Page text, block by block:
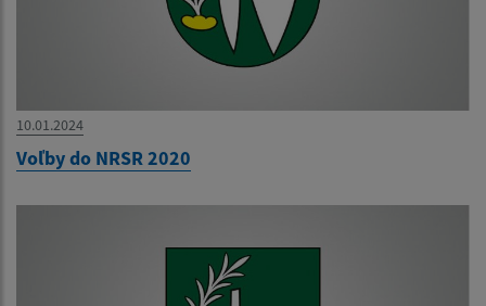
10.01.2024
Voľby do NRSR 2020